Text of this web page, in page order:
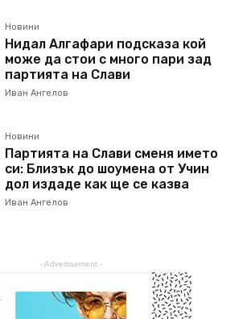
Новини
Нидал Алгафари подсказа кой
може да стои с много пари зад
партията на Слави
Иван Ангелов
Новини
Партията на Слави сменя името
си: Близък до шоумена от Учин
дол издаде как ще се казва
Иван Ангелов
- Advertisement -